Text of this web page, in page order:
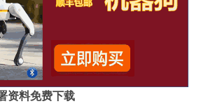
资料免费下载